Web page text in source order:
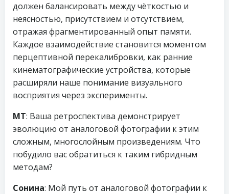
должен балансировать между чёткостью и
неясностью, присутствием и отсутствием,
отражая фрагментированный опыт памяти.
Каждое взаимодействие становится моментом
перцептивной перекалибровки, как ранние
кинематографические устройства, которые
расширяли наше понимание визуального
восприятия через эксперименты.
МТ: Ваша ретроспектива демонстрирует
эволюцию от аналоговой фотографии к этим
сложным, многослойным произведениям. Что
побудило вас обратиться к таким гибридным
методам?
Сонина: Мой путь от аналоговой фотографии к